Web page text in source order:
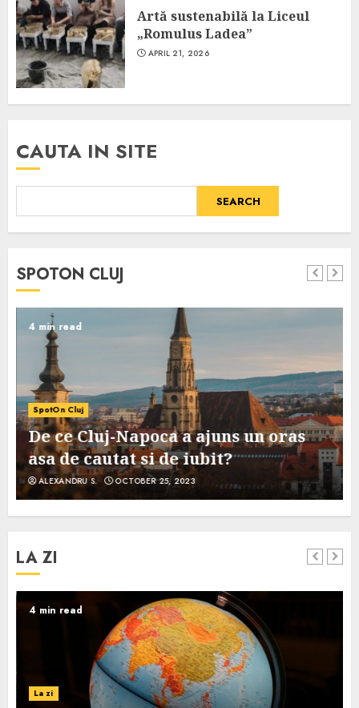
Artă sustenabilă la Liceul
„Romulus Ladea”
APRIL 21, 2026
CAUTA IN SITE
SEARCH
SPOTON CLUJ
4 min read
SpotOn Cluj
De ce Cluj-Napoca a ajuns un oras
asa de cautat si de iubit?
ALEXANDRU S. OCTOBER 25, 2023
LA ZI
4 min read
La zi